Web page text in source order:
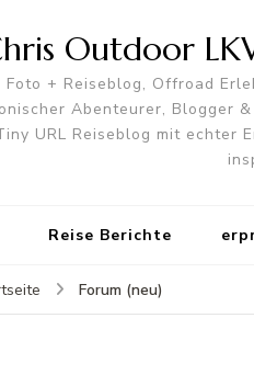
Outdoor
Foto + Reiseblog, Offroad
Abenteurer, Blogger
URL Reiseblog mit echter
Reise Berichte
Forum (neu)